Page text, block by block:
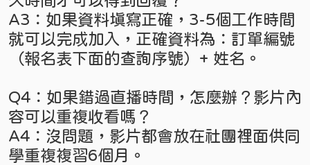
A3：如果資料填寫正確，3-5個工作時間
就可以完成加入，正確資料為：訂單編號
（報名表下面的查詢序號）+ 姓名。
Q4：如果錯過直播時間，怎麼辦？影片內
容可以重複收看嗎？
A4：沒問題，影片都會放在社團裡面供同
學重複複習6個月。